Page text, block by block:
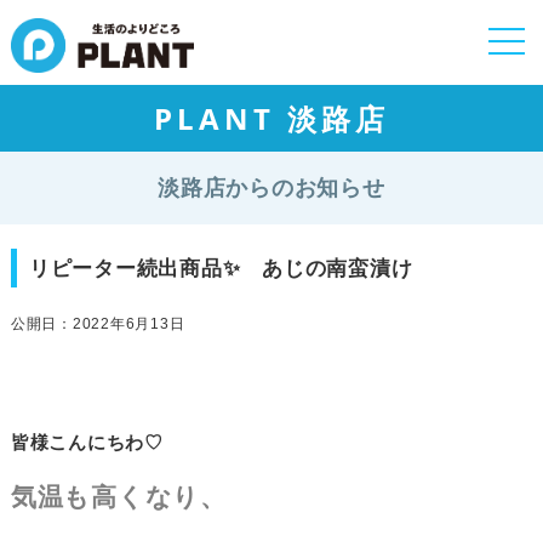
PLANT 淡路店
淡路店からのお知らせ
リピーター続出商品✨ あじの南蛮漬け
公開日：2022年6月13日
皆様こんにちわ♡
気温も高くなり、